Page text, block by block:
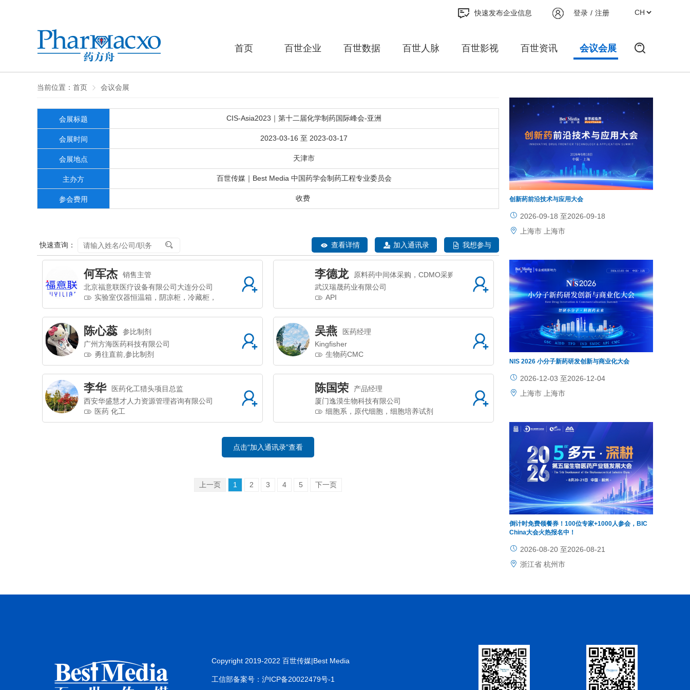
登录 / 注册
快速发布企业信息
首页 百世企业 百世数据 百世人脉 百世影视 百世资讯 会议会展
当前位置： 首页 会议会展
会展标题 CIS-Asia2023｜第十二届化学制药国际峰会-亚洲
会展时间 2023-03-16 至 2023-03-17
会展地点 天津市
主办方 百世传媒｜Best Media 中国药学会制药工程专业委员会
参会费用 收费
查看详情 加入通讯录 我想参与
快速查询：
何军杰
销售主管
北京福意联医疗设备有限公司大连分公司
实验室仪器恒温箱，阴凉柜，冷藏柜，
冰箱
李德龙
原料药中间体采购，CDMO采购
武汉瑞晟药业有限公司
API
陈心蕊
参比制剂
广州方海医药科技有限公司
勇往直前,参比制剂
吴燕
医药经理
Kingfisher
生物药CMC
李华
医药化工猎头项目总监
西安华盛慧才人力资源管理咨询有限公司
医药 化工
陈国荣
产品经理
厦门逸漠生物科技有限公司
细胞系，原代细胞，细胞培养试剂
点击“加入通讯录”查看
上一页 1 2 3 4 5 下一页
创新药前沿技术与应用大会
2026-09-18 至2026-09-18
上海市 上海市
NIS 2026 小分子新药研发创新与商业化大会
2026-12-03 至2026-12-04
上海市 上海市
倒计时免费领餐券！100位专家+1000人参会，BIC
China大会火热报名中！
2026-08-20 至2026-08-21
浙江省 杭州市
Copyright 2019-2022 百世传媒|Best Media
工信部备案号：沪ICP备20022479号-1